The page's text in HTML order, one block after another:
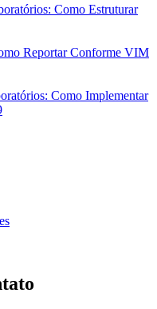
Como Estruturar
Reportar Conforme VIM
Como Implementar